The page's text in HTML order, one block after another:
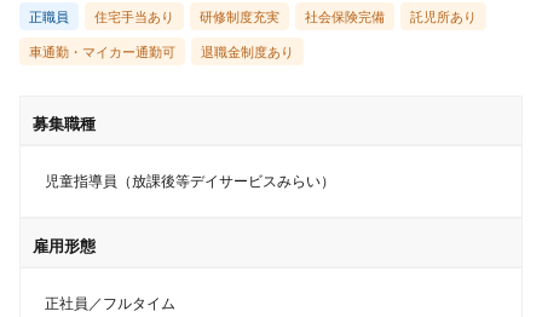
正職員 住宅手当あり 研修制度充実 社会保険完備 託児所あり
車通勤・マイカー通勤可 退職金制度あり
募集職種
児童指導員（放課後等デイサービスみらい）
雇用形態
正社員／フルタイム